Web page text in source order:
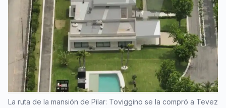
La ruta de la mansión de Pilar: Toviggino se la compró a Tevez